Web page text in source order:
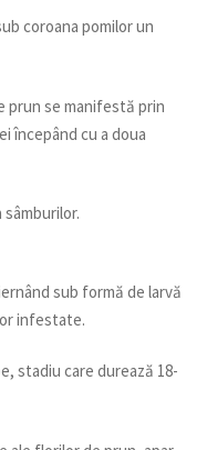
coroana pomilor un
prun se manifestă prin
începând cu a doua
sub formă de larvă
infestate.
stadiu care durează 18-